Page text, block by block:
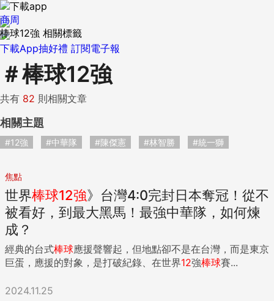
下載App抽好禮 訂閱電子報
商周
棒球12強 相關標籤
＃棒球12強
共有 82 則相關文章
相關主題
#12強 #中華隊 #陳傑憲 #林智勝 #統一獅
焦點
世界棒球12強》台灣4:0完封日本奪冠！從不
被看好，到最大黑馬！最強中華隊，如何煉
成？
經典的台式棒球應援聲響起，但地點卻不是在台灣，而是東京
巨蛋，應援的對象，是打破紀錄、在世界12強棒球賽...
2024.11.25